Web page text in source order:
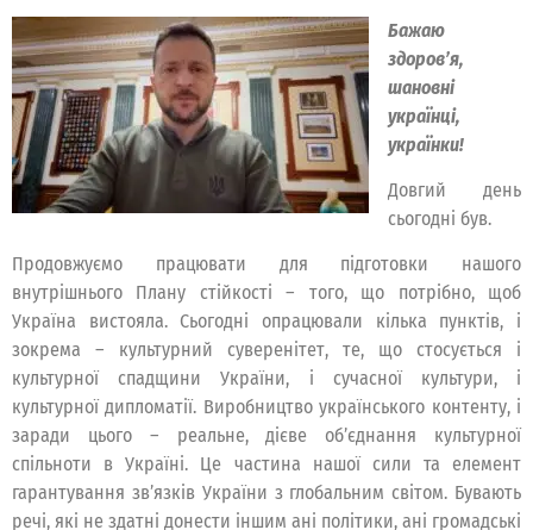
Бажаю
здоров’я,
шановні
українці,
українки!
Довгий день
сьогодні був.
Продовжуємо працювати для підготовки нашого
внутрішнього Плану стійкості – того, що потрібно, щоб
Україна вистояла. Сьогодні опрацювали кілька пунктів, і
зокрема – культурний суверенітет, те, що стосується і
культурної спадщини України, і сучасної культури, і
культурної дипломатії. Виробництво українського контенту, і
заради цього – реальне, дієве об’єднання культурної
спільноти в Україні. Це частина нашої сили та елемент
гарантування зв’язків України з глобальним світом. Бувають
речі, які не здатні донести іншим ані політики, ані громадські